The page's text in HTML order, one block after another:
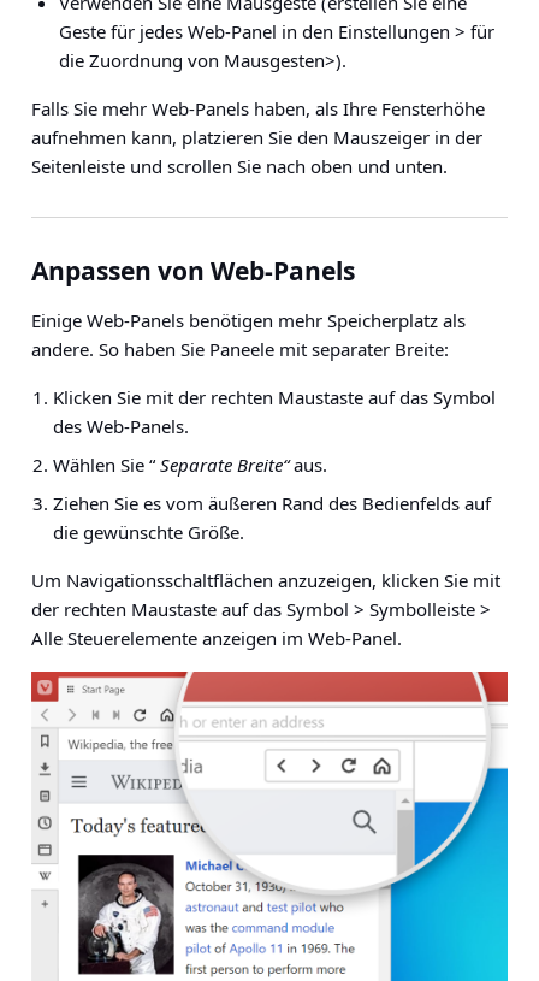
Geste für jedes Web-Panel in den Einstellungen > für
die Zuordnung von Mausgesten>).
Falls Sie mehr Web-Panels haben, als Ihre Fensterhöhe
aufnehmen kann, platzieren Sie den Mauszeiger in der
Seitenleiste und scrollen Sie nach oben und unten.
Anpassen von Web-Panels
Einige Web-Panels benötigen mehr Speicherplatz als
andere. So haben Sie Paneele mit separater Breite:
Klicken Sie mit der rechten Maustaste auf das Symbol
des Web-Panels.
Wählen Sie “ Separate Breite“aus.
Ziehen Sie es vom äußeren Rand des Bedienfelds auf
die gewünschte Größe.
Um Navigationsschaltflächen anzuzeigen, klicken Sie mit
der rechten Maustaste auf das Symbol > Symbolleiste >
Alle Steuerelemente anzeigen im Web-Panel.